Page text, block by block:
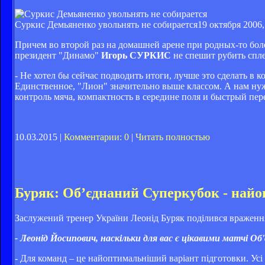
Суркис Демьяненко увольнять не собирается19 октября
Причем во второй раз на домашней арене при родных-то
президент "Динамо" Игорь СУРКИС не спешит рубить
- Не хотел бы сейчас подводить итоги, лучше это сделать в
Единственное, "Лион" значительно выше классом. А нам
контроль мяча, компактность в середине поля и быстрый
10.03.2015 | Комментарии: 0 | Читать полностью
Буряк: Об’єднаний Суперкубок -
Заслужений тренер України Леонід Буряк поділився
- Леонід Йосипович, наскільки для вас є цікавими матчі
- Для команд – це найоптимальніший варіант підготовки.